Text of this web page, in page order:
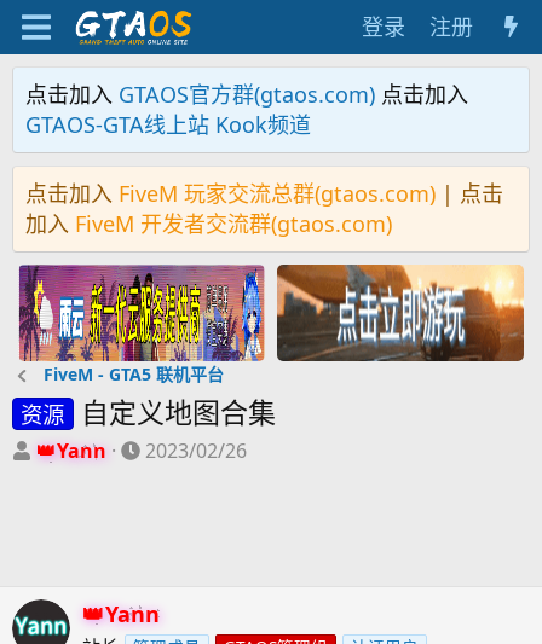
登录 注册
点击加入 GTAOS官方群(gtaos.com) 点击加入
GTAOS-GTA线上站 Kook频道
点击加入 FiveM 玩家交流总群(gtaos.com) | 点击
加入 FiveM 开发者交流群(gtaos.com)
FiveM - GTA5 联机平台
资源 自定义地图合集
主Yann
开
2023/02/26
Yann